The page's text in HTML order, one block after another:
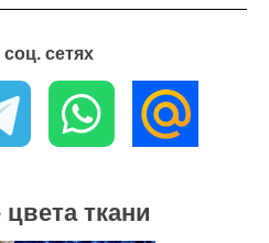
вопросы или вы хотите получить
сетях
ткани